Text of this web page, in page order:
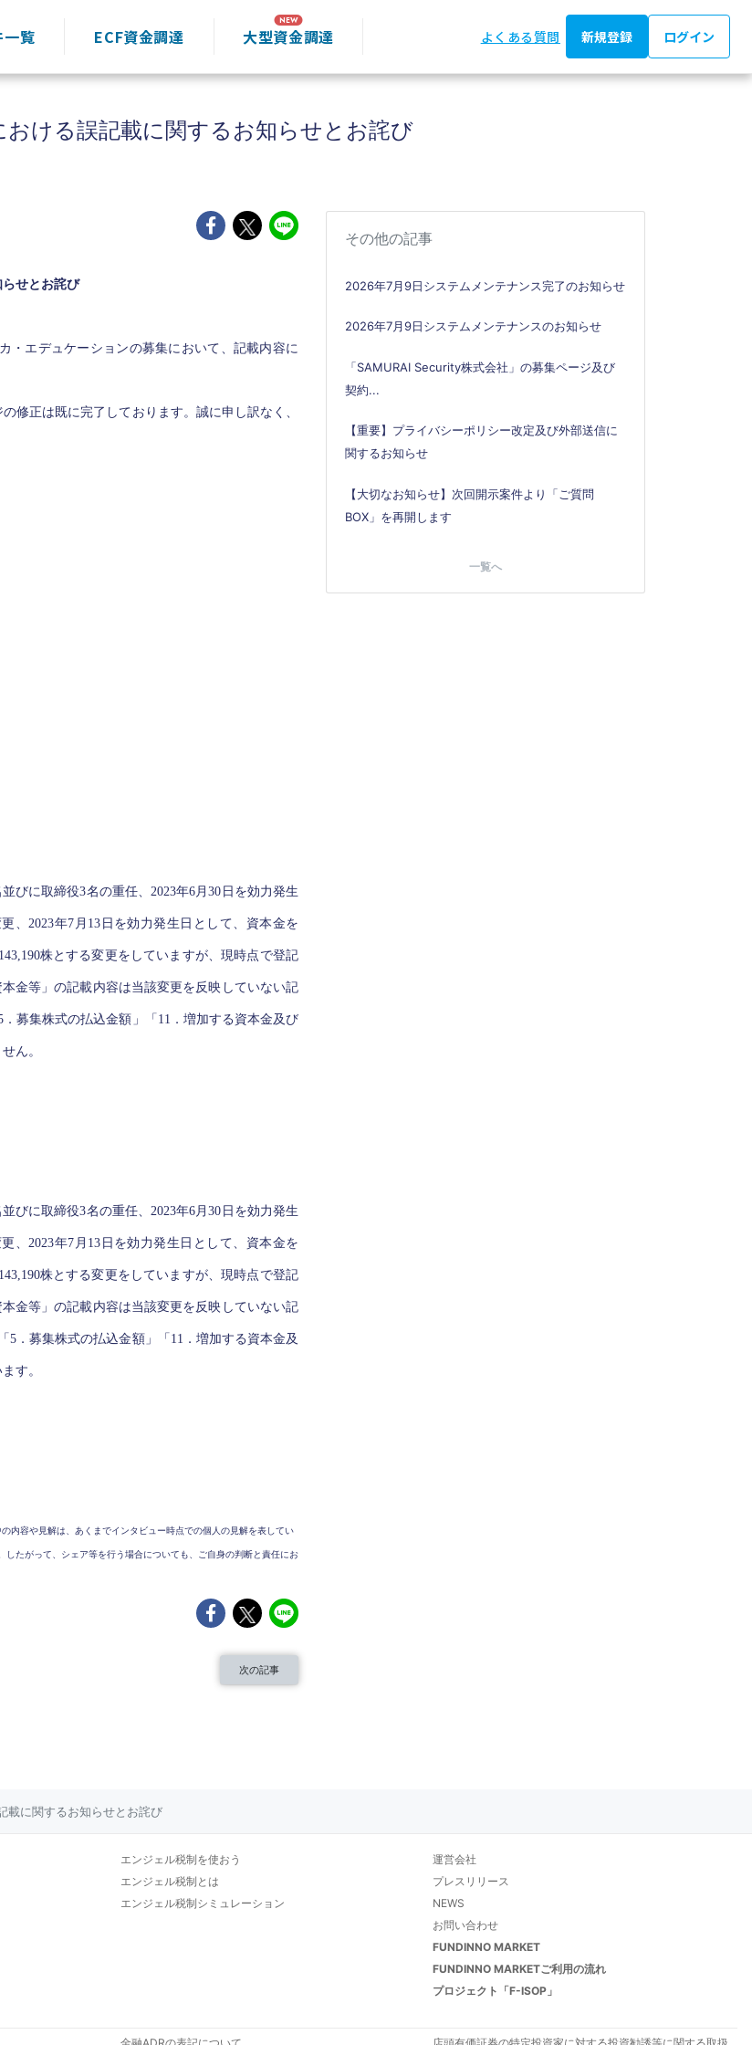
一覧 ECF資金調達 大型資金調達 よくある質問 新規登録 ログイン
ける誤記載に関するお知らせとお詫び
せとお詫び
・エデュケーションの募集において、記載内容に
修正は既に完了しております。誠に申し訳なく、
びに取締役3名の重任、2023年6月30日を効力発生
、2023年7月13日を効力発生日として、資本金を
株とする変更をしていますが、現時点で登記
金等」の記載内容は当該変更を反映していない記
募集株式の払込金額」「11．増加する資本金及び
ん。
びに取締役3名の重任、2023年6月30日を効力発生
、2023年7月13日を効力発生日として、資本金を
株とする変更をしていますが、現時点で登記
金等」の記載内容は当該変更を反映していない記
．募集株式の払込金額」「11．増加する資本金及
す。
内容や見解は、あくまでインタビュー時点での個人の見解を表してい
たがって、シェア等を行う場合についても、ご自身の判断と責任にお
次の記事
その他の記事
2026年7月9日システムメンテナンス完了のお知らせ
2026年7月9日システムメンテナンスのお知らせ
「SAMURAI Security株式会社」の募集ページ及び
契約...
【重要】プライバシーポリシー改定及び外部送信に
関するお知らせ
【大切なお知らせ】次回開示案件より「ご質問
BOX」を再開します
一覧へ
載に関するお知らせとお詫び
エンジェル税制を使おう
エンジェル税制とは
エンジェル税制シミュレーション
運営会社
プレスリリース
NEWS
お問い合わせ
FUNDINNO MARKET
FUNDINNO MARKETご利用の流れ
プロジェクト「F-ISOP」